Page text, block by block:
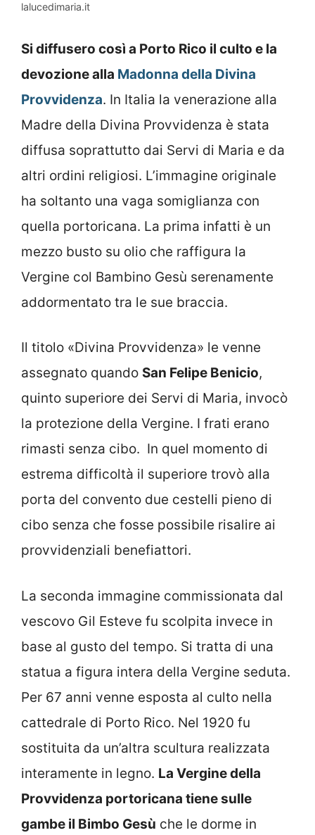
lalucedimaria.it
Si diffusero così a Porto Rico il culto e la
devozione alla Madonna della Divina
Provvidenza. In Italia la venerazione alla
Madre della Divina Provvidenza è stata
diffusa soprattutto dai Servi di Maria e da
altri ordini religiosi. L’immagine originale
ha soltanto una vaga somiglianza con
quella portoricana. La prima infatti è un
mezzo busto su olio che raffigura la
Vergine col Bambino Gesù serenamente
addormentato tra le sue braccia.
Il titolo «Divina Provvidenza» le venne
assegnato quando San Felipe Benicio,
quinto superiore dei Servi di Maria, invocò
la protezione della Vergine. I frati erano
rimasti senza cibo. In quel momento di
estrema difficoltà il superiore trovò alla
porta del convento due cestelli pieno di
cibo senza che fosse possibile risalire ai
provvidenziali benefiattori.
La seconda immagine commissionata dal
vescovo Gil Esteve fu scolpita invece in
base al gusto del tempo. Si tratta di una
statua a figura intera della Vergine seduta.
Per 67 anni venne esposta al culto nella
cattedrale di Porto Rico. Nel 1920 fu
sostituita da un’altra scultura realizzata
interamente in legno. La Vergine della
Provvidenza portoricana tiene sulle
gambe il Bimbo Gesù che le dorme in